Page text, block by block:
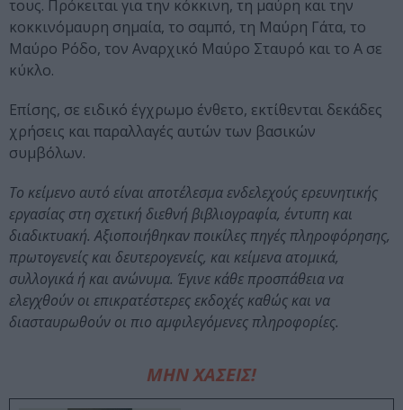
τους. Πρόκειται για την κόκκινη, τη μαύρη και την
κοκκινόμαυρη σημαία, το σαμπό, τη Μαύρη Γάτα, το
Μαύρο Ρόδο, τον Αναρχικό Μαύρο Σταυρό και το Α σε
κύκλο.
Επίσης, σε ειδικό έγχρωμο ένθετο, εκτίθενται δεκάδες
χρήσεις και παραλλαγές αυτών των βασικών
συμβόλων.
Το κείμενο αυτό είναι αποτέλεσμα ενδελεχούς ερευνητικής
εργασίας στη σχετική διεθνή βιβλιογραφία, έντυπη και
διαδικτυακή. Αξιοποιήθηκαν ποικίλες πηγές πληροφόρησης,
πρωτογενείς και δευτερογενείς, και κείμενα ατομικά,
συλλογικά ή και ανώνυμα. Έγινε κάθε προσπάθεια να
ελεγχθούν οι επικρατέστερες εκδοχές καθώς και να
διασταυρωθούν οι πιο αμφιλεγόμενες πληροφορίες.
ΜΗΝ ΧΑΣΕΙΣ!